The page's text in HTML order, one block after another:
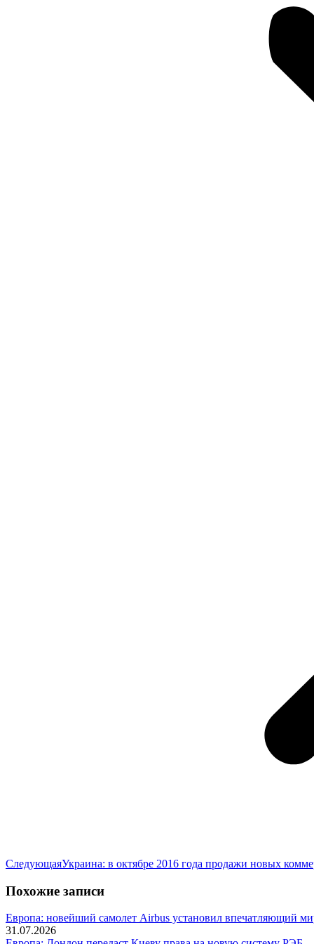
СледующаяСледующая
Украина: в октябре 2016 года продажи новых
Похожие записи
Европа: новейший самолет Airbus установил впечатляющий
31.07.2026